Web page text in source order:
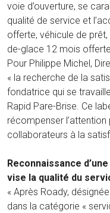
voie d’ouverture, se
qualité de service et
offerte, véhicule de
de-glace 12 mois
Pour Philippe Michel,
« la recherche de la
fondatrice qui se
Rapid Pare-Brise. Ce
récompenser
collaborateurs à la
Reconnaissance
vise la qualité du
« Après Roady,
dans la catégorie «